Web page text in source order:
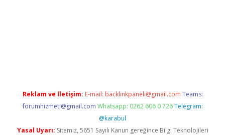
Reklam ve İletişim: E-mail: backlinkpaneli@gmail.com Teams:
forumhizmeti@gmail.com Whatsapp: 0262 606 0 726 Telegram:
@karabul
Yasal Uyarı: Sitemiz, 5651 Sayılı Kanun gereğince Bilgi Teknolojileri